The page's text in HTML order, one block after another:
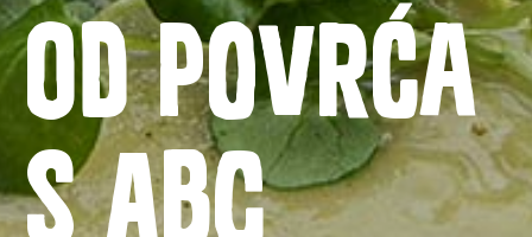
Naslovnica
Proizvodi
Recepti
od povrća
s ABC